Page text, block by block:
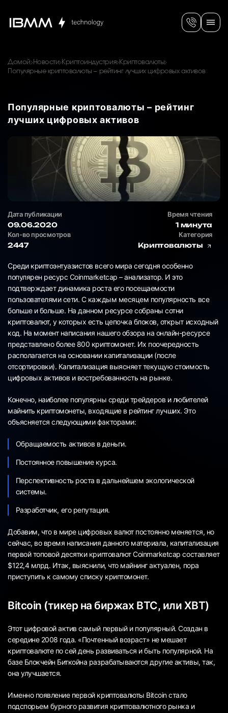
Домой Новости Криптоиндустрия Криптовалюты
Популярные криптовалюты – рейтинг лучших цифровых активов
Популярные криптовалюты – рейтинг
лучших цифровых активов
Дата публикации
09.06.2020
Время чтения
1 минута
Кол-во просмотров
2447
Категория
Криптовалюты
Среди криптоэнтуазистов всего мира сегодня особенно
популярен ресурс Coinmarketcap – анализатор. И это
подтверждает динамика роста его посещаемости
пользователями сети. С каждым месяцем популярность все
больше и больше. На данном ресурсе собраны сотни
криптовалют, у которых есть цепочка блоков, открыт исходный
код. На момент написания нашего обзора на онлайн-ресурсе
представлено более 800 криптомонет. Их поочередность
располагается на основании капитализации (после
отсортировки). Капитализация выясняет текущую стоимость
цифровых активов и востребованность на рынке.
Конечно, наиболее популярны среди трейдеров и любителей
майнить криптомонеты, входящие в рейтинг лучших. Это
объясняется следующими факторами:
Обращаемость активов в деньги.
Постоянное повышение курса.
Перспективность роста в дальнейшем экологической
системы.
Разработчик, его репутация.
Добавим, что в мире цифровых валют постоянно меняется, но
сейчас, во время написания данного материала, капитализация
первой топовой десятки криптовалют Coinmarketcap составляет
$122,4 млрд. Итак, выяснили, что майнинг актуален, пора
приступить к самому списку криптомонет.
Bitcoin (тикер на биржах BTC, или XBT)
Этот цифровой актив самый первый и популярный. Создан в
середине 2008 года. «Почтенный возраст» не мешает
криптовалюте по сей день развиваться и быть популярной. На
базе Блокчейн Биткойна разрабатываются другие активы, так,
она улучшается.
Именно появление первой криптовалюты Bitcoin стало
подспорьем бурного развития криптовалютного рынка и